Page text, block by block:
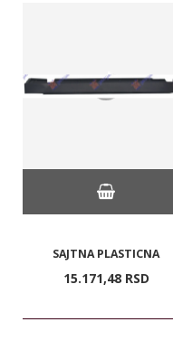
SAJTNA PLASTICNA
15.171,48 RSD